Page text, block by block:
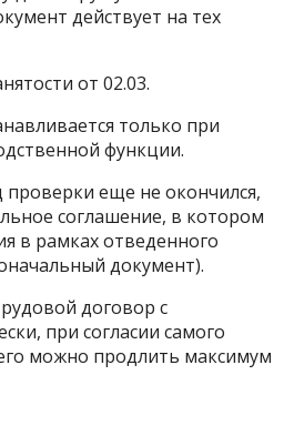
действует на тех
от 02.03.
только при
функции.
еще не окончился,
соглашение, в котором
в рамках отведенного
документ).
договор с
при согласии самого
можно продлить максимум